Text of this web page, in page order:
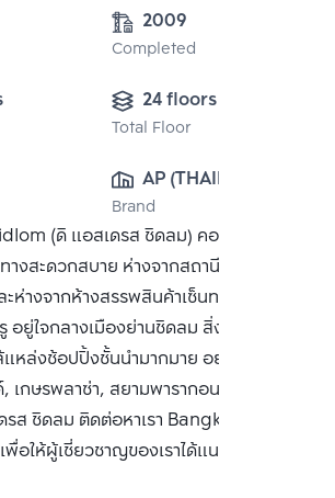
2009
Completed
24 floors
Total Floor
AP (THAILAND)
PUBLIC CO.,
LTD.
Brand
(ดิ แอสเดรส ชิดลม) คอนโดที่ให้คุณใช้
งสะดวกสบาย ห่างจากสถานีรถไฟฟ้า BTS
ห่างจากห้างสรรพสินค้าเซ็นทรัล ชิดลม
อยู่ใจกลางเมืองย่านชิดลม สิ่งอำนวย
หล่งช้อปปิ้งชั้นนำมากมาย อย่าง เซ็นทรัล
เกษรพลาซ่า, สยามพารากอน ซื้อ ขาย หรือ
ส ชิดลม ติดต่อหาเรา Bangkok
ให้ผู้เชี่ยวชาญของเราได้แนะนำคอนโดให้